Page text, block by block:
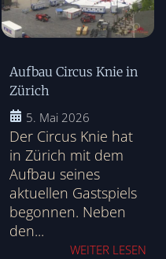
Aufbau Circus Knie in
Zürich
5. Mai 2026
Der Circus Knie hat
in Zürich mit dem
Aufbau seines
aktuellen Gastspiels
begonnen. Neben
den...
WEITER LESEN